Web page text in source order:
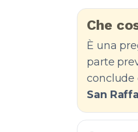
Che
È una
parte
conclude
San